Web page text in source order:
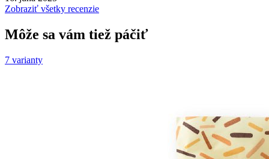
Zobraziť všetky recenzie
Môže sa vám tiež páčiť
7 varianty